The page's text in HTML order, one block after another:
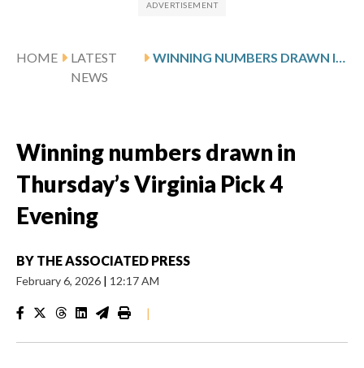
HOME
LATEST
NEWS
WINNING NUMBERS DRAWN IN THURSDAY’S VIRGINIA PICK 4 EVENING
Winning numbers drawn in
Thursday’s Virginia Pick 4
Evening
BY THE ASSOCIATED PRESS
February 6, 2026 | 12:17 AM
|